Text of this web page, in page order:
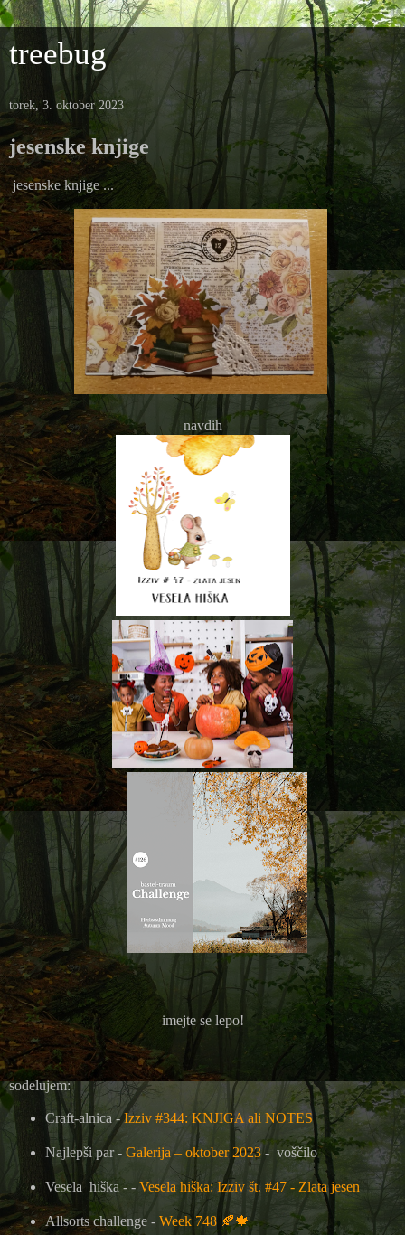
treebug
torek, 3. oktober 2023
jesenske knjige
jesenske knjige ...
navdih
imejte se lepo!
sodelujem:
Craft-alnica -Izziv #344: KNJIGA ali NOTES
Najlepši par - Galerija – oktober 2023- voščilo
Vesela hiška - - Vesela hiška: Izziv št. #47 - Zlata jesen
Allsorts challenge - Week 748 🍂🍁